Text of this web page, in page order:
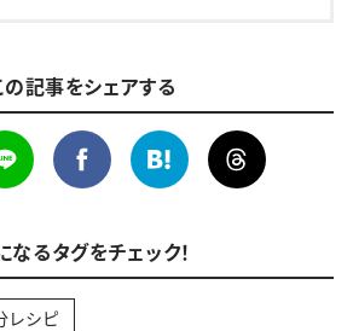
の記事をシェアする
なるタグをチェック！
レシピ